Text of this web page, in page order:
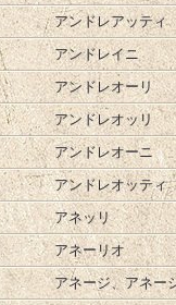
アンドレアッティ
アンドレイニ
アンドレオーリ
アンドレオッリ
アンドレオーニ
アンドレオッティ
アネッリ
アネーリオ
アネージ、アネー